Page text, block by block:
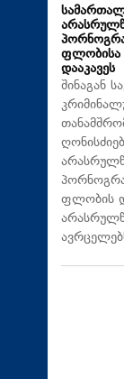
ფლობისა
დააკავეს
შინაგან
ფლობის